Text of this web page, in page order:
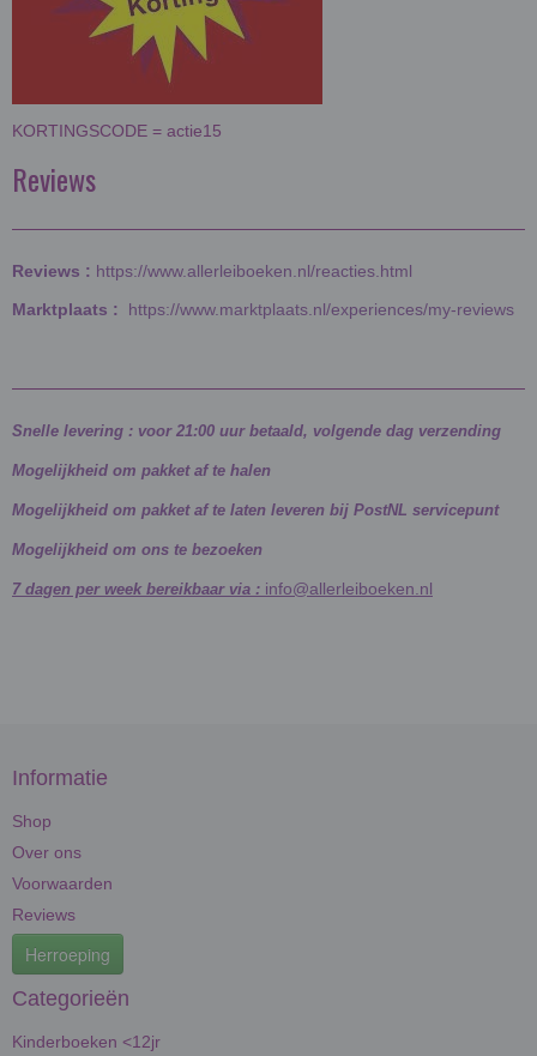
KORTINGSCODE = actie15
Reviews
Reviews : https://www.allerleiboeken.nl/reacties.html
Marktplaats : https://www.marktplaats.nl/experiences/my-reviews
Snelle levering : voor 21:00 uur betaald, volgende dag verzending
Mogelijkheid om pakket af te halen
Mogelijkheid om pakket af te laten leveren bij PostNL servicepunt
Mogelijkheid om ons te bezoeken
7 dagen per week bereikbaar via : info@allerleiboeken.nl
Informatie
Shop
Over ons
Voorwaarden
Reviews
Herroeping
Categorieën
Kinderboeken <12jr